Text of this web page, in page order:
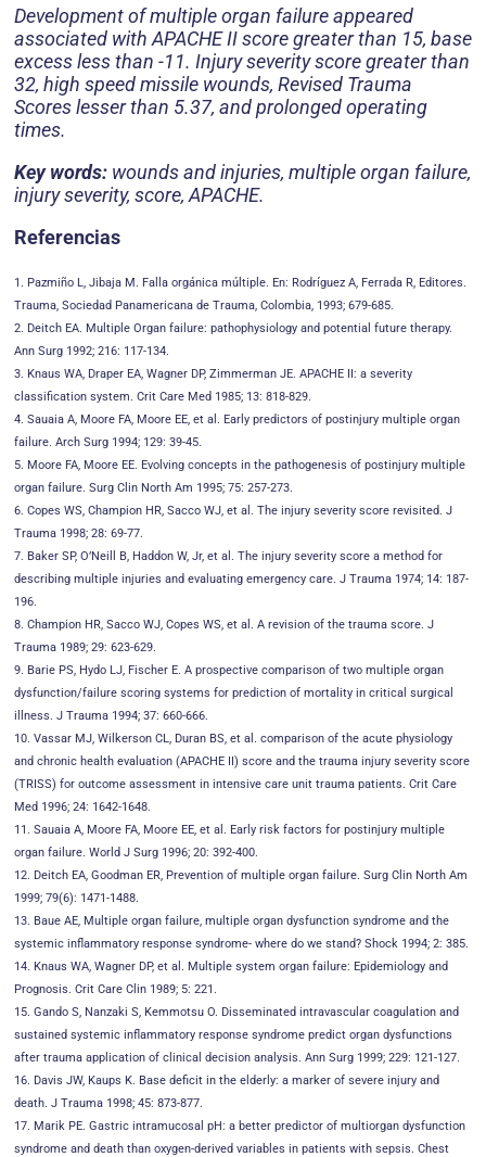
Development of multiple organ failure appeared
associated with APACHE II score greater than 15, base
excess less than -11. Injury severity score greater than
32, high speed missile wounds, Revised Trauma
Scores lesser than 5.37, and prolonged operating
times.
Key words: wounds and injuries, multiple organ failure,
injury severity, score, APACHE.
Referencias
1. Pazmiño L, Jibaja M. Falla orgánica múltiple. En: Rodríguez A, Ferrada R, Editores.
Trauma, Sociedad Panamericana de Trauma, Colombia, 1993; 679-685.
2. Deitch EA. Multiple Organ failure: pathophysiology and potential future therapy.
Ann Surg 1992; 216: 117-134.
3. Knaus WA, Draper EA, Wagner DP, Zimmerman JE. APACHE II: a severity
classification system. Crit Care Med 1985; 13: 818-829.
4. Sauaia A, Moore FA, Moore EE, et al. Early predictors of postinjury multiple organ
failure. Arch Surg 1994; 129: 39-45.
5. Moore FA, Moore EE. Evolving concepts in the pathogenesis of postinjury multiple
organ failure. Surg Clin North Am 1995; 75: 257-273.
6. Copes WS, Champion HR, Sacco WJ, et al. The injury severity score revisited. J
Trauma 1998; 28: 69-77.
7. Baker SP, O’Neill B, Haddon W, Jr, et al. The injury severity score a method for
describing multiple injuries and evaluating emergency care. J Trauma 1974; 14: 187-
196.
8. Champion HR, Sacco WJ, Copes WS, et al. A revision of the trauma score. J
Trauma 1989; 29: 623-629.
9. Barie PS, Hydo LJ, Fischer E. A prospective comparison of two multiple organ
dysfunction/failure scoring systems for prediction of mortality in critical surgical
illness. J Trauma 1994; 37: 660-666.
10. Vassar MJ, Wilkerson CL, Duran BS, et al. comparison of the acute physiology
and chronic health evaluation (APACHE II) score and the trauma injury severity score
(TRISS) for outcome assessment in intensive care unit trauma patients. Crit Care
Med 1996; 24: 1642-1648.
11. Sauaia A, Moore FA, Moore EE, et al. Early risk factors for postinjury multiple
organ failure. World J Surg 1996; 20: 392-400.
12. Deitch EA, Goodman ER, Prevention of multiple organ failure. Surg Clin North Am
1999; 79(6): 1471-1488.
13. Baue AE, Multiple organ failure, multiple organ dysfunction syndrome and the
systemic inflammatory response syndrome- where do we stand? Shock 1994; 2: 385.
14. Knaus WA, Wagner DP, et al. Multiple system organ failure: Epidemiology and
Prognosis. Crit Care Clin 1989; 5: 221.
15. Gando S, Nanzaki S, Kemmotsu O. Disseminated intravascular coagulation and
sustained systemic inflammatory response syndrome predict organ dysfunctions
after trauma application of clinical decision analysis. Ann Surg 1999; 229: 121-127.
16. Davis JW, Kaups K. Base deficit in the elderly: a marker of severe injury and
death. J Trauma 1998; 45: 873-877.
17. Marik PE. Gastric intramucosal pH: a better predictor of multiorgan dysfunction
syndrome and death than oxygen-derived variables in patients with sepsis. Chest